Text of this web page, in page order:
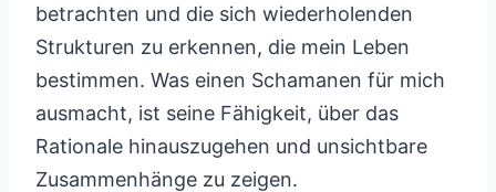
betrachten und die sich wiederholenden
Strukturen zu erkennen, die mein Leben
bestimmen. Was einen Schamanen für mich
ausmacht, ist seine Fähigkeit, über das
Rationale hinauszugehen und unsichtbare
Zusammenhänge zu zeigen.